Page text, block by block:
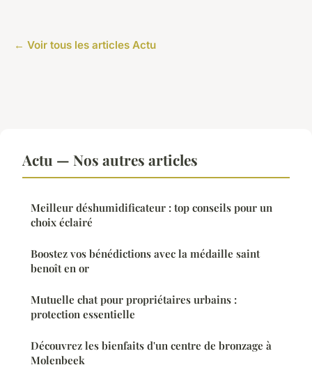
← Voir tous les articles Actu
Actu — Nos autres articles
Meilleur déshumidificateur : top conseils pour un
choix éclairé
Boostez vos bénédictions avec la médaille saint
benoît en or
Mutuelle chat pour propriétaires urbains :
protection essentielle
Découvrez les bienfaits d'un centre de bronzage à
Molenbeek